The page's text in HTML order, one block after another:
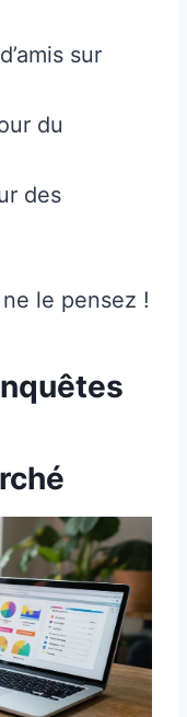
sur
du
des
le pensez !